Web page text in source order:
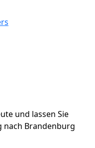
und lassen Sie
nach Brandenburg